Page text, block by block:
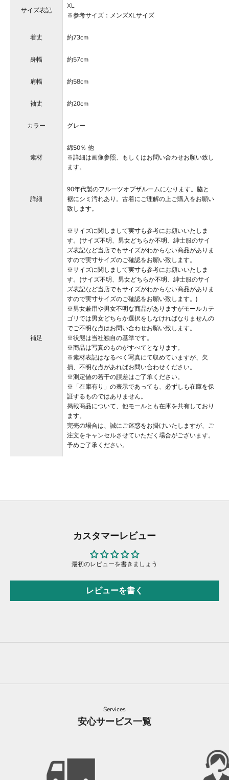
サイズ表記
XL
※参考サイズ：メンズXLサイズ
着丈 約73cm
身幅 約57cm
肩幅 約58cm
袖丈 約20cm
カラー グレー
素材
綿50％ 他
※詳細は画像参照、もしくはお問い合わせお願い致し
ます。
詳細
90年代製のフルーツオブザルームになります。脇と
裾にシミ汚れあり。古着にご理解の上ご購入をお願い
致します。
補足
※サイズに関しまして実寸も参考にお願いいたしま
す。(サイズ不明、男女どちらか不明、紳士服のサイ
ズ表記など当店でもサイズがわからない商品がありま
すので実寸サイズのご確認をお願い致します。
※サイズに関しまして実寸も参考にお願いいたしま
す。(サイズ不明、男女どちらか不明、紳士服のサイ
ズ表記など当店でもサイズがわからない商品がありま
すので実寸サイズのご確認をお願い致します。)
※男女兼用や男女不明な商品がありますがモールカテ
ゴリでは男女どちらか選択をしなければなりませんの
でご不明な点はお問い合わせお願い致します。
※状態は当社独自の基準です。
※商品は写真のものがすべてとなります。
※素材表記はなるべく写真にて収めていますが、欠
損、不明な点があればお問い合わせください。
※測定値の若干の誤差はご了承ください。
※「在庫有り」の表示であっても、必ずしも在庫を保
証するものではありません。
掲載商品について、他モールとも在庫を共有しており
ます。
完売の場合は、誠にご迷惑をお掛けいたしますが、ご
注文をキャンセルさせていただく場合がございます。
予めご了承ください。
カスタマーレビュー
最初のレビューを書きましょう
レビューを書く
Services
安心サービス一覧